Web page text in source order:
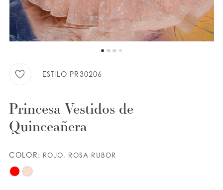
LISTA DE DESEOS
ESTILO PR30206
Princesa Vestidos de
Quinceañera
COLOR: ROJO, ROSA RUBOR